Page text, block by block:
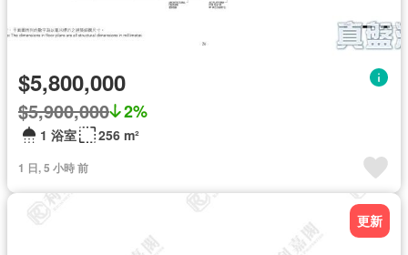
$5,800,000
$5,900,000 2%
1 浴室 256 m²
1 日, 5 小時 前
更新